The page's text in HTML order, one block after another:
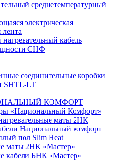
среднетемпературный
электрическая
лента
кабель
СНФ
соединительные коробки
SHTL-LT
КОМФОРТ
«Национальный Комфорт»
маты 2НК
Национальный комфорт
пол Slim Heat
маты 2НК «Мастер»
кабели БНК «Мастер»